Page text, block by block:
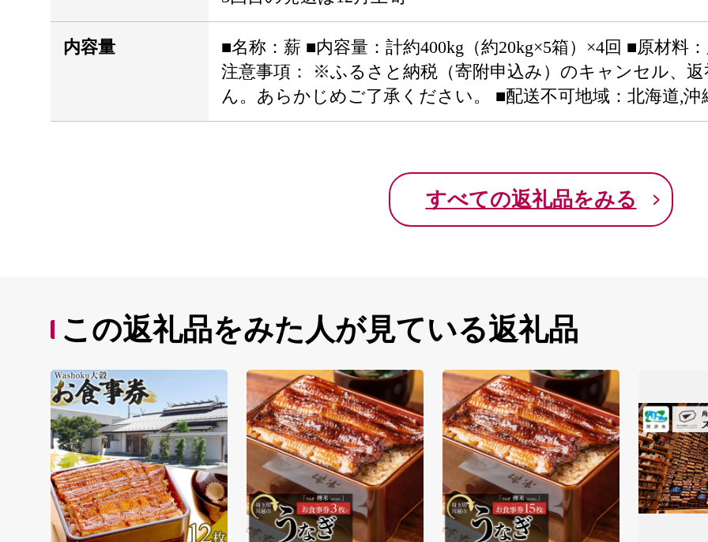
内容量
■名称：薪 ■内容量：計約400kg（約20kg×5箱）×4回 ■原材料
注意事項： ※ふるさと納税（寄附申込み）のキャンセル、
ん。あらかじめご了承ください。 ■配送不可地域：北海道,沖
すべての返礼品をみる
この返礼品をみた人が見ている返礼品